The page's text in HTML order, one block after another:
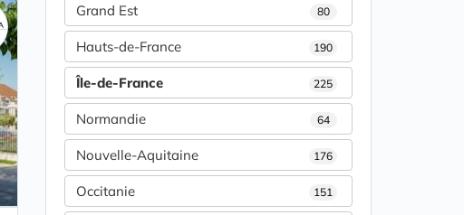
Grand Est 80
Hauts-de-France 190
Île-de-France 225
Normandie 64
Nouvelle-Aquitaine 176
Occitanie 151